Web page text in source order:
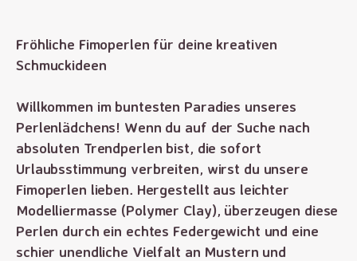
Fröhliche Fimoperlen für deine kreativen
Schmuckideen
Willkommen im buntesten Paradies unseres
Perlenlädchens! Wenn du auf der Suche nach
absoluten Trendperlen bist, die sofort
Urlaubsstimmung verbreiten, wirst du unsere
Fimoperlen lieben. Hergestellt aus leichter
Modelliermasse (Polymer Clay), überzeugen diese
Perlen durch ein echtes Federgewicht und eine
schier unendliche Vielfalt an Mustern und